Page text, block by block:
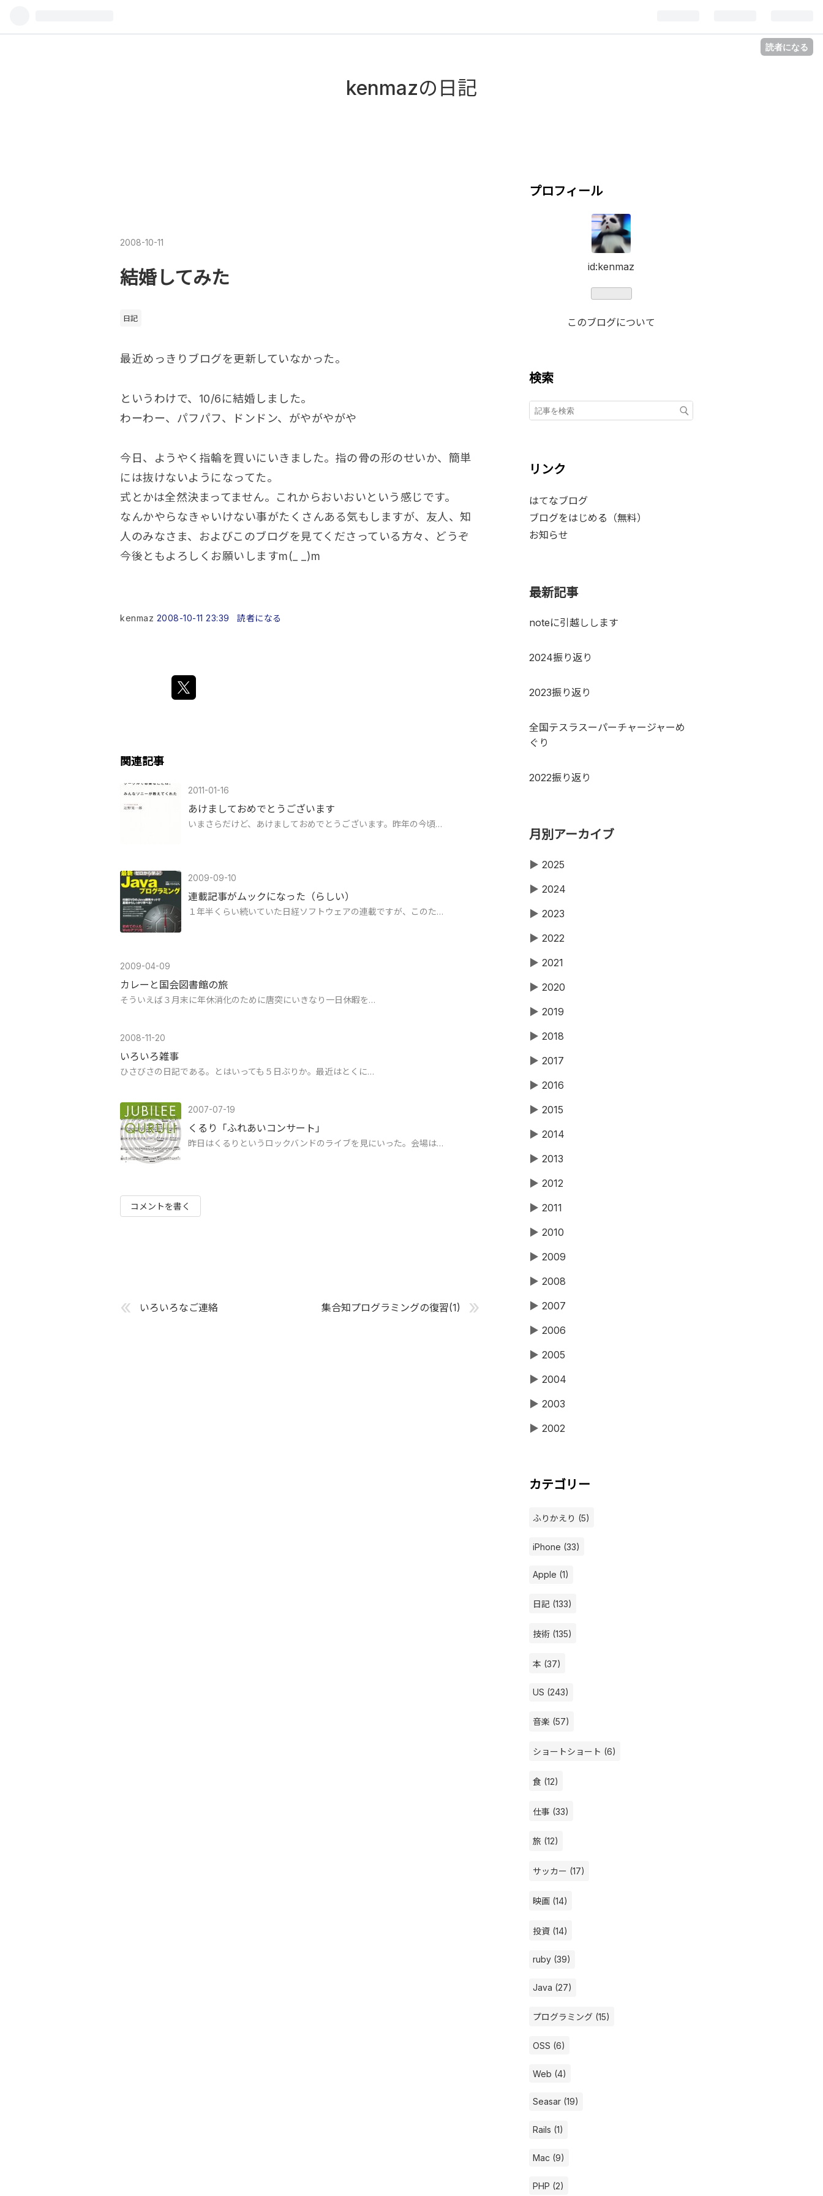
読者になる
kenmazの日記
2008-10-11
結婚してみた
日記
最近めっきりブログを更新していなかった。
というわけで、10/6に結婚しました。
わーわー、パフパフ、ドンドン、がやがやがや
今日、ようやく指輪を買いにいきました。指の骨の形のせいか、簡単
には抜けないようになってた。
式とかは全然決まってません。これからおいおいという感じです。
なんかやらなきゃいけない事がたくさんある気もしますが、友人、知
人のみなさま、およびこのブログを見てくださっている方々、どうぞ
今後ともよろしくお願いしますm(_ _)m
kenmaz 2008-10-11 23:39 読者になる
関連記事
2011-01-16
あけましておめでとうございます
いまさらだけど、あけましておめでとうございます。昨年の今頃…
2009-09-10
連載記事がムックになった（らしい）
１年半くらい続いていた日経ソフトウェアの連載ですが、このた…
2009-04-09
カレーと国会図書館の旅
そういえば３月末に年休消化のために唐突にいきなり一日休暇を…
2008-11-20
いろいろ雑事
ひさびさの日記である。とはいっても５日ぶりか。最近はとくに…
2007-07-19
くるり「ふれあいコンサート」
昨日はくるりというロックバンドのライブを見にいった。会場は…
コメントを書く
« いろいろなご連絡 集合知プログラミングの復習(1) »
プロフィール
id:kenmaz
このブログについて
検索
リンク
はてなブログ
ブログをはじめる（無料）
お知らせ
最新記事
noteに引越しします
2024振り返り
2023振り返り
全国テスラスーパーチャージャーめ
ぐり
2022振り返り
月別アーカイブ
▶ 2025
▶ 2024
▶ 2023
▶ 2022
▶ 2021
▶ 2020
▶ 2019
▶ 2018
▶ 2017
▶ 2016
▶ 2015
▶ 2014
▶ 2013
▶ 2012
▶ 2011
▶ 2010
▶ 2009
▶ 2008
▶ 2007
▶ 2006
▶ 2005
▶ 2004
▶ 2003
▶ 2002
カテゴリー
ふりかえり (5)
iPhone (33)
Apple (1)
日記 (133)
技術 (135)
本 (37)
US (243)
音楽 (57)
ショートショート (6)
食 (12)
仕事 (33)
旅 (12)
サッカー (17)
映画 (14)
投資 (14)
ruby (39)
Java (27)
プログラミング (15)
OSS (6)
Web (4)
Seasar (19)
Rails (1)
Mac (9)
PHP (2)